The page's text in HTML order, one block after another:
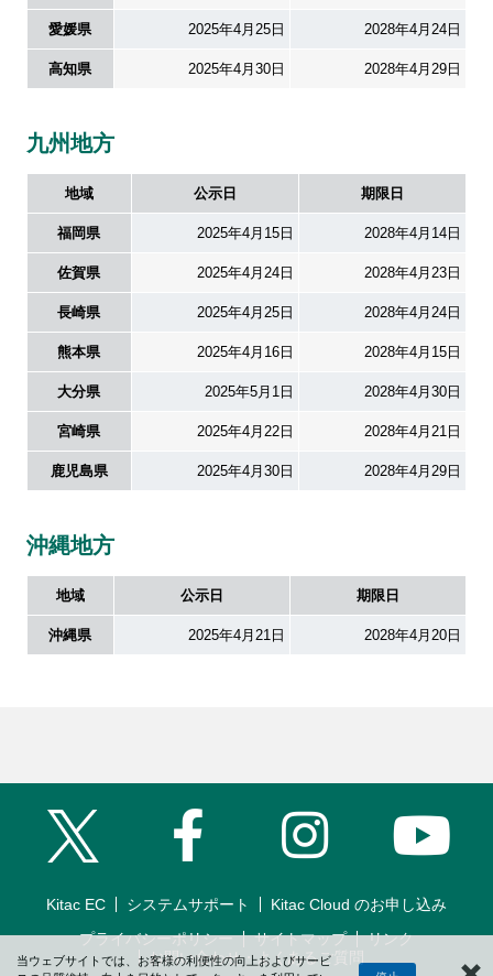
愛媛県 2025年4月25日 2028年4月24日
高知県 2025年4月30日 2028年4月29日
九州地方
地域 公示日 期限日
福岡県 2025年4月15日 2028年4月14日
佐賀県 2025年4月24日 2028年4月23日
長崎県 2025年4月25日 2028年4月24日
熊本県 2025年4月16日 2028年4月15日
大分県 2025年5月1日 2028年4月30日
宮崎県 2025年4月22日 2028年4月21日
鹿児島県 2025年4月30日 2028年4月29日
沖縄地方
地域 公示日 期限日
沖縄県 2025年4月21日 2028年4月20日
Kitac EC システムサポート
Kitac Cloud のお申し込み
プライバシーポリシー
サイトマップ
リンク
お問い合わせ・よくあるご質問
当ウェブサイトでは、お客様の利便性の向上およびサービ